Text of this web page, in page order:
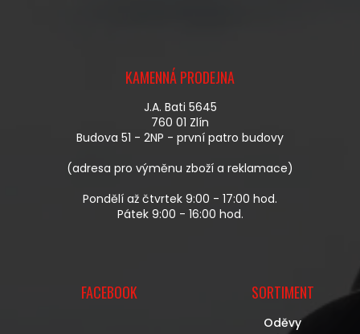
Í
P
R
V
K
V
P
I
KAMENNÁ PRODEJNA
J.A. Bati 5645
760 01 Zlín
Budova 51 - 2NP - první patro budovy
(adresa pro výměnu zboží a reklamace)
Pondělí až čtvrtek 9:00 - 17:00 hod.
Pátek 9:00 - 16:00 hod.
FACEBOOK SORTIMENT
Oděvy